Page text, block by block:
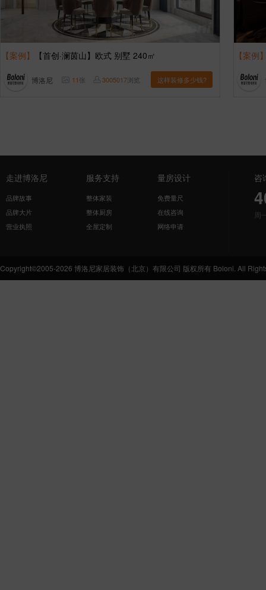
【案例】 【首创·澜茵山】欧式 别墅 240㎡
博洛尼 11张 3005017浏览 这样装修多少钱?
【案例
走进博洛尼
品牌故事
品牌大片
营业执照
服务支持
整体家装
整体厨房
全屋定制
量房设计
免费量尺
在线咨询
网络申请
咨
周
Copyright©2005-2026 博洛尼家居装饰（北京）有限公司 版权所有 Boloni. All